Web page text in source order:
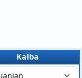
Kalba